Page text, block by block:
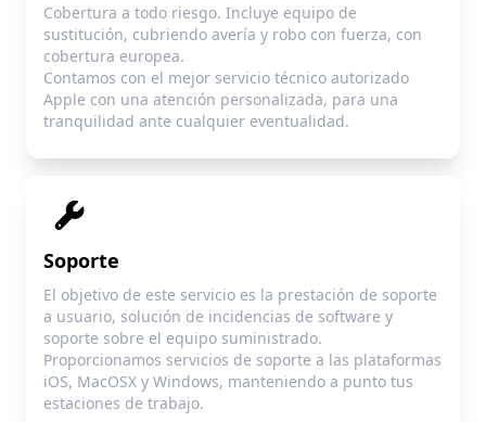
Cobertura a todo riesgo. Incluye equipo de
sustitución, cubriendo avería y robo con fuerza, con
cobertura europea.
Contamos con el mejor servicio técnico autorizado
Apple con una atención personalizada, para una
tranquilidad ante cualquier eventualidad.
Soporte
El objetivo de este servicio es la prestación de soporte
a usuario, solución de incidencias de software y
soporte sobre el equipo suministrado.
Proporcionamos servicios de soporte a las plataformas
iOS, MacOSX y Windows, manteniendo a punto tus
estaciones de trabajo.